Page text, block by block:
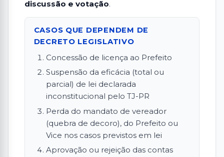
discussão e votação.
CASOS QUE DEPENDEM DE
DECRETO LEGISLATIVO
Concessão de licença ao Prefeito
Suspensão da eficácia (total ou
parcial) de lei declarada
inconstitucional pelo TJ-PR
Perda do mandato de vereador
(quebra de decoro), do Prefeito ou
Vice nos casos previstos em lei
Aprovação ou rejeição das contas